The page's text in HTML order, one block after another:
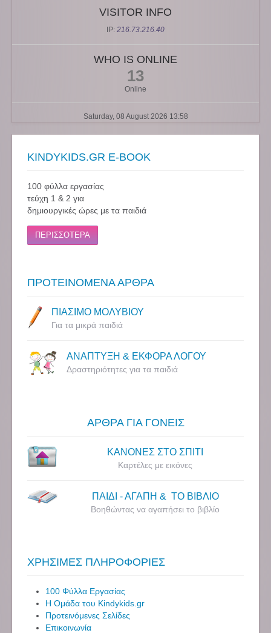
VISITOR INFO
IP: 216.73.216.40
WHO IS ONLINE
13
Online
Saturday, 08 August 2026 13:58
KINDYKIDS.GR E-BOOK
100 φύλλα εργασίας
τεύχη 1 & 2 για
δημιουργικές ώρες με τα παιδιά
ΠΕΡΙΣΣΟΤΕΡΑ
ΠΡΟΤΕΙΝΟΜΕΝΑ ΑΡΘΡΑ
ΠΙΑΣΙΜΟ ΜΟΛΥΒΙΟΥ
Για τα μικρά παιδιά
ΑΝΑΠΤΥΞΗ & ΕΚΦΟΡΑ ΛΟΓΟΥ
Δραστηριότητες για τα παιδιά
ΑΡΘΡΑ ΓΙΑ ΓΟΝΕΙΣ
ΚΑΝΟΝΕΣ ΣΤΟ ΣΠΙΤΙ
Καρτέλες με εικόνες
ΠΑΙΔΙ - ΑΓΑΠΗ & ΤΟ ΒΙΒΛΙΟ
Βοηθώντας να αγαπήσει το βιβλίο
ΧΡΗΣΙΜΕΣ ΠΛΗΡΟΦΟΡΙΕΣ
100 Φύλλα Εργασίας
Η Ομάδα του Kindykids.gr
Προτεινόμενες Σελίδες
Επικοινωνία